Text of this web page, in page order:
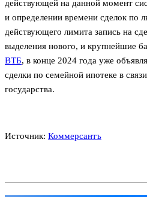
действующей на данной момент
и определении времени сделок по
действующего лимита запись на
выделения нового, и крупнейшие
ВТБ, в конце 2024 года уже
сделки по семейной ипотеке в
государства.
Источник: Коммерсантъ